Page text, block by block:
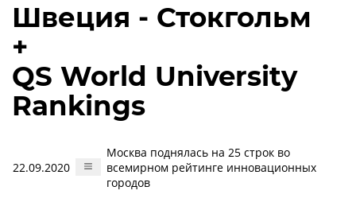
Швеция - Стокгольм
+
QS World University
Rankings
22.09.2020
Москва поднялась на 25 строк во
всемирном рейтинге инновационных
городов